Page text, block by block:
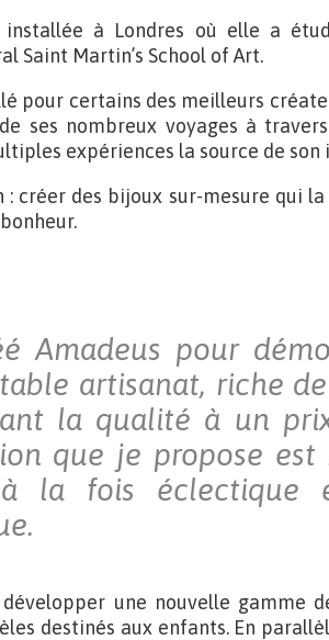
installée à Londres où elle a
Saint Martin’s School of Art.
pour certains des meilleurs
ses nombreux voyages à
expériences la source de
: créer des bijoux sur-mesure qui
Amadeus pour
artisanat, riche
la qualité à un
que je propose est
la fois éclectique
une nouvelle gamme
destinés aux enfants. En